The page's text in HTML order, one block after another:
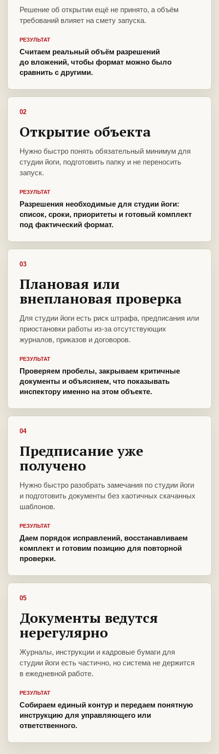
Решение об открытии ещё не принято, а объём
требований влияет на смету запуска.
РЕЗУЛЬТАТ
Считаем реальный объём разрешений
до вложений, чтобы формат можно было
сравнить с другими.
02
Открытие объекта
Нужно быстро понять обязательный минимум для
студии йоги, подготовить папку и не переносить
запуск.
РЕЗУЛЬТАТ
Разрешения необходимые для студии йоги:
список, сроки, приоритеты и готовый комплект
под фактический формат.
03
Плановая или
внеплановая проверка
Для студии йоги есть риск штрафа, предписания или
приостановки работы из-за отсутствующих
журналов, приказов и договоров.
РЕЗУЛЬТАТ
Проверяем пробелы, закрываем критичные
документы и объясняем, что показывать
инспектору именно на этом объекте.
04
Предписание уже
получено
Нужно быстро разобрать замечания по студии йоги
и подготовить документы без хаотичных скачанных
шаблонов.
РЕЗУЛЬТАТ
Даем порядок исправлений, восстанавливаем
комплект и готовим позицию для повторной
проверки.
05
Документы ведутся
нерегулярно
Журналы, инструкции и кадровые бумаги для
студии йоги есть частично, но система не держится
в ежедневной работе.
РЕЗУЛЬТАТ
Собираем единый контур и передаем понятную
инструкцию для управляющего или
ответственного.